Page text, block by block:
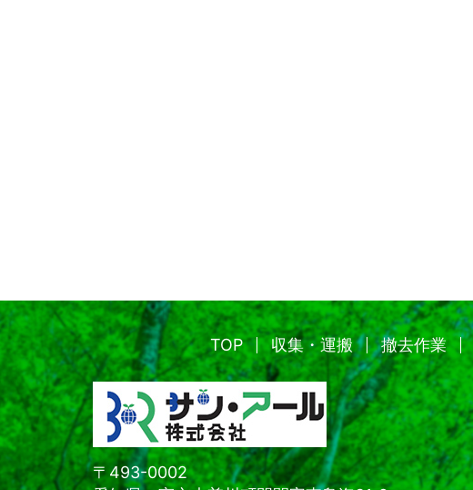
TOP 収集・運搬 撤去作業
〒493-0002